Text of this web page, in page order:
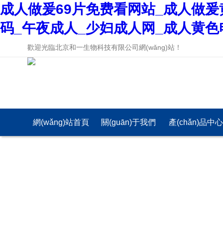
成人做爰69片免费看网站_成人做
码_午夜成人_少妇成人网_成人黄
歡迎光臨北京和一生物科技有限公司網(wǎng)站！
網(wǎng)站首頁 關(guān)于我們 產(chǎn)品中心